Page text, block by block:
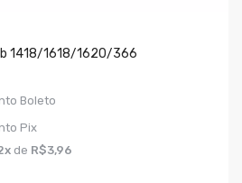
1418/1618/1620/366
Boleto
Pix
de R$3,96